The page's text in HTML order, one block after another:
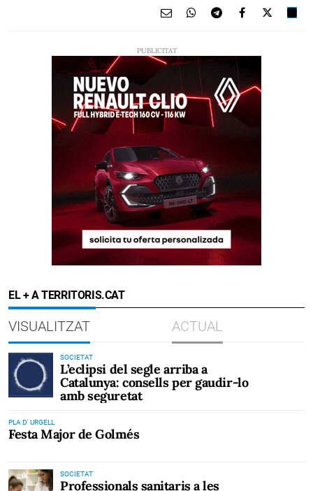
EL + A TERRITORIS.CAT
VISUALITZAT ACTUAL
SOCIETAT
L’eclipsi del segle arriba a
Catalunya: consells per gaudir-lo
amb seguretat
PLA D' URGELL
Festa Major de Golmés
SOCIETAT
Professionals sanitaris a les